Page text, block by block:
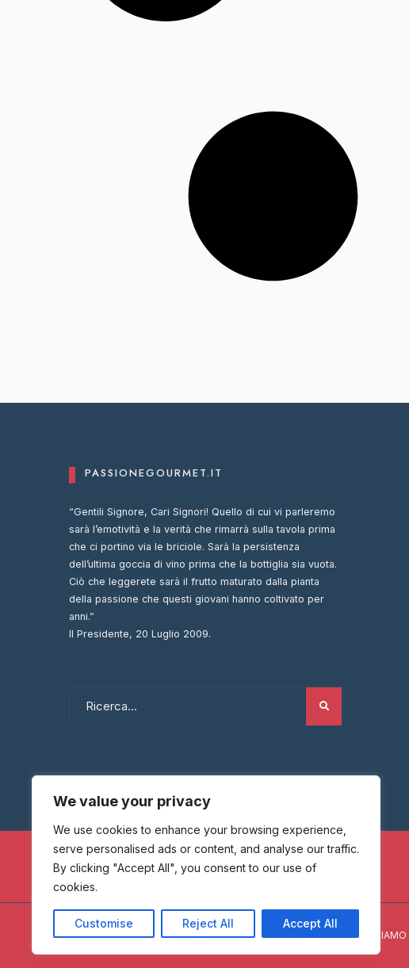
We value your privacy
We use cookies to enhance your browsing experience,
serve personalised ads or content, and analyse our traffic.
By clicking "Accept All", you consent to our use of
cookies.
Customise Reject All Accept All
PASSIONEGOURMET.IT
“Gentili Signore, Cari Signori! Quello di cui vi parleremo
sarà l’emotività e la verità che rimarrà sulla tavola prima
che ci portino via le briciole. Sarà la persistenza
dell’ultima goccia di vino prima che la bottiglia sia vuota.
Ciò che leggerete sarà il frutto maturato dalla pianta
della passione che questi giovani hanno coltivato per
anni.”
Il Presidente, 20 Luglio 2009.
CHI SIAMO